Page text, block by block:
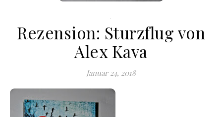
.
Rezension: Sturzflug von
Alex Kava
Januar 24, 2018